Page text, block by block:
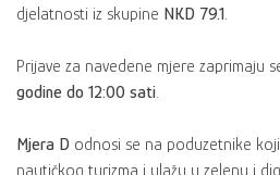
djelatnosti iz skupine NKD 79.1.
Prijave za navedene mjere zaprimaju
godine do 12:00 sati.
Mjera D odnosi se na poduzetnike